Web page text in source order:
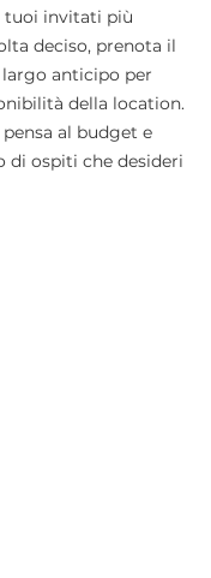
tuoi invitati più
deciso, prenota il
anticipo per
della location.
al budget e
di ospiti che desideri